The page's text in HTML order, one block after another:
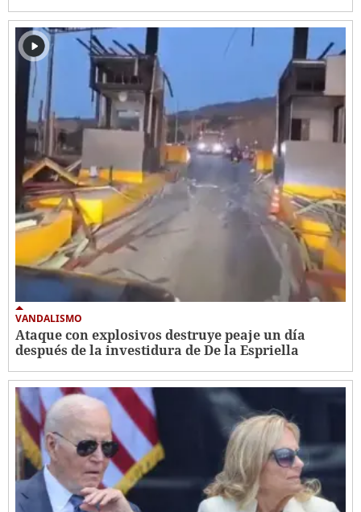
VANDALISMO
Ataque con explosivos destruye peaje un día
después de la investidura de De la Espriella